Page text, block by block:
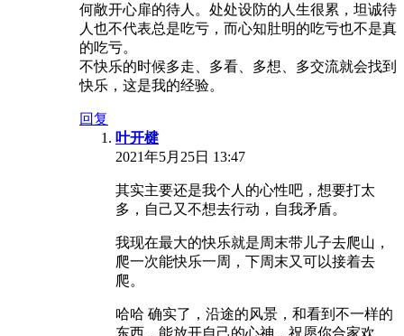
何敞开心扉的待人。处处设防的人生很累，坦诚待
人也不代表总是吃亏，而心知肚明的吃亏也不是真
的吃亏。
不快乐的时候多走、多看、多想、多交流就会找到
快乐，这是我的经验。
回复
叶开楗
2021年5月25日 13:47
其实主要还是我个人的心性吧，想要打太
多，自己又不想去行动，自我矛盾。
我现在最大的快乐就是周末带儿子去爬山，
爬一次能快乐一周，下周末又可以接着去
爬。
哈哈 确实了，沿途的风景，和看到不一样的
东西，能放开自己的心神，祝愿你合家欢